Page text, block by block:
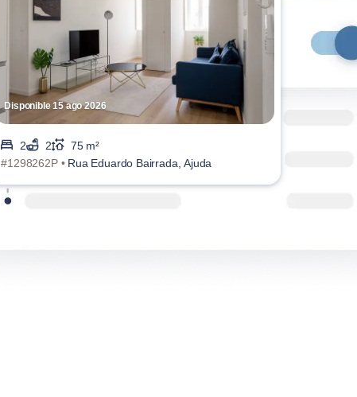
Disponible 15 ago 2026
2 2
75 m²
#1298262P • Rua Eduardo Bairrada, Ajuda